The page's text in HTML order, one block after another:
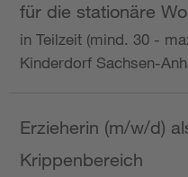
für die stationäre
in Teilzeit (mind. 30 -
Kinderdorf Sachsen-
Erzieherin (m/w/d)
Krippenbereich